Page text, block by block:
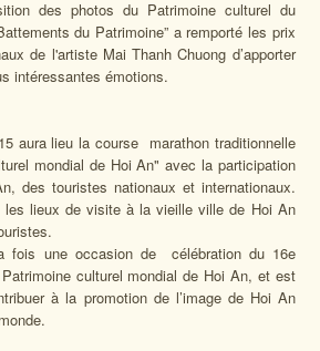
des photos du Patrimoine culturel du
du Patrimoine” a remporté les prix
de l'artiste Mai Thanh Chuong d’apporter
intéressantes émotions.
aura lieu la course marathon traditionnelle
mondial de Hoi An" avec la participation
des touristes nationaux et internationaux.
lieux de visite à la vieille ville de Hoi An
fois une occasion de célébration du 16e
culturel mondial de Hoi An, et est
à la promotion de l’image de Hoi An